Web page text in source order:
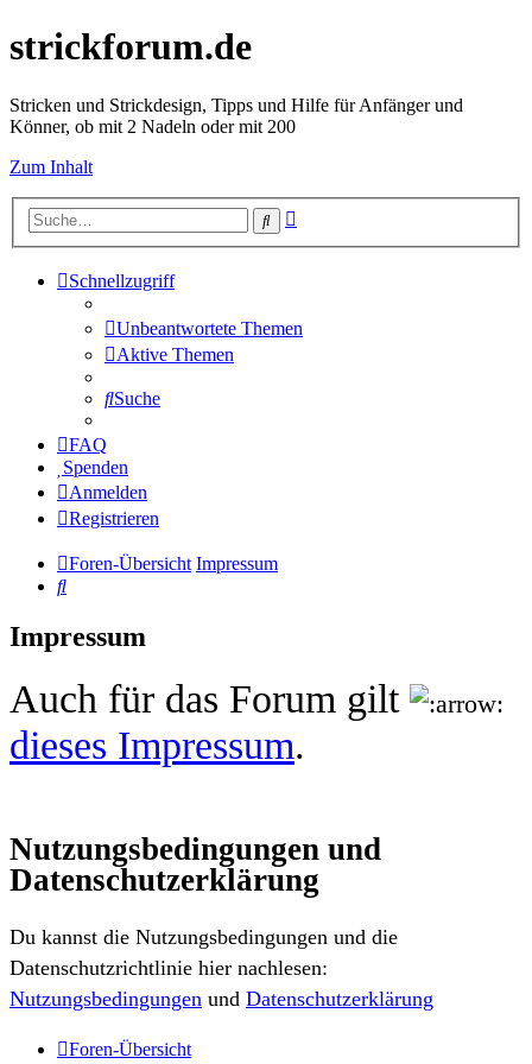
strickforum.de
Stricken und Strickdesign, Tipps und Hilfe für Anfänger und
Könner, ob mit 2 Nadeln oder mit 200
Zum Inhalt
Suche
Schnellzugriff
Unbeantwortete Themen
Aktive Themen
Suche
FAQ
Spenden
Anmelden
Registrieren
Foren-Übersicht Impressum
Suche
Impressum
Auch für das Forum gilt
dieses Impressum.
Nutzungsbedingungen und
Datenschutzerklärung
Du kannst die Nutzungsbedingungen und die
Datenschutzrichtlinie hier nachlesen:
Nutzungsbedingungen und Datenschutzerklärung
Foren-Übersicht